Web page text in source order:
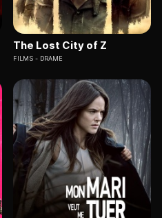
The Lost City of Z
FILMS DRAME